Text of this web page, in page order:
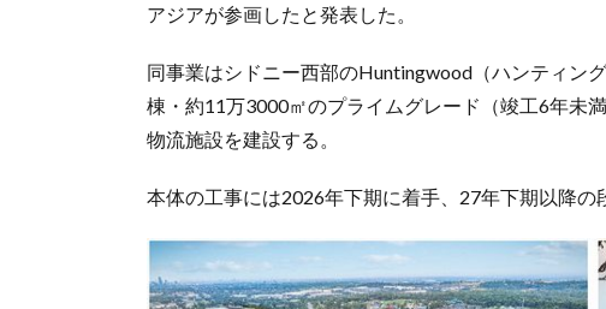
アジアが参画したと発表した。
同事業はシドニー西部のHuntingwood（ハンティン
棟・約11万3000㎡のプライムグレード（竣工6年未
物流施設を建設する。
本体の工事には2026年下期に着手、27年下期以降の